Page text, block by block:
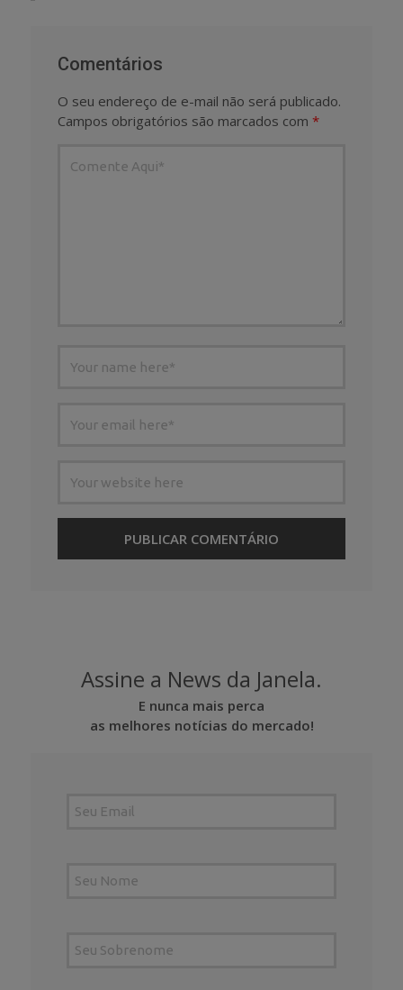
Comentários
O seu endereço de e-mail não será publicado.
Campos obrigatórios são marcados com *
Assine a News da Janela.
E nunca mais perca
as melhores notícias do mercado!